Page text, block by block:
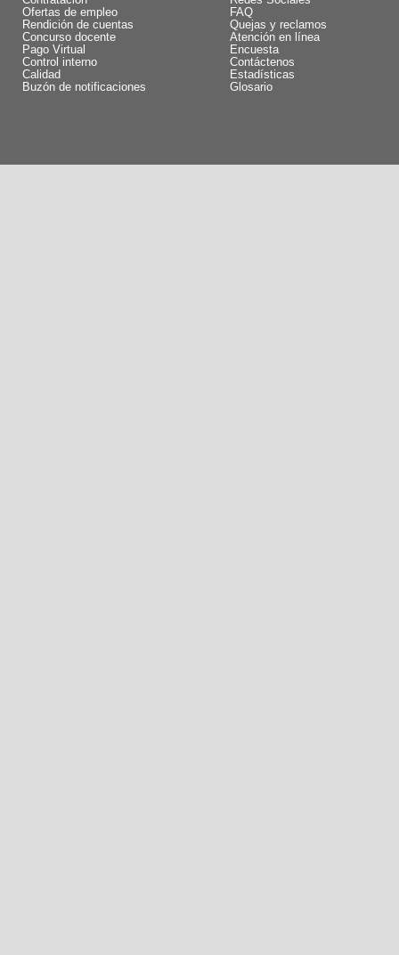
Ofertas de empleo
Rendición de cuentas
Concurso docente
Pago Virtual
Control interno
Calidad
Buzón de notificaciones
FAQ
Quejas y reclamos
Atención en línea
Encuesta
Contáctenos
Estadísticas
Glosario